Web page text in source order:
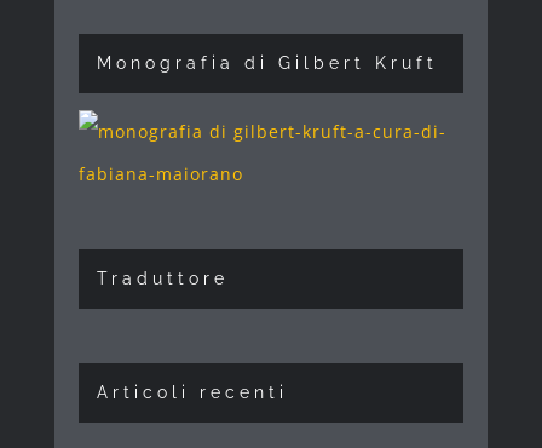
Monografia di Gilbert Kruft
Traduttore
Articoli recenti